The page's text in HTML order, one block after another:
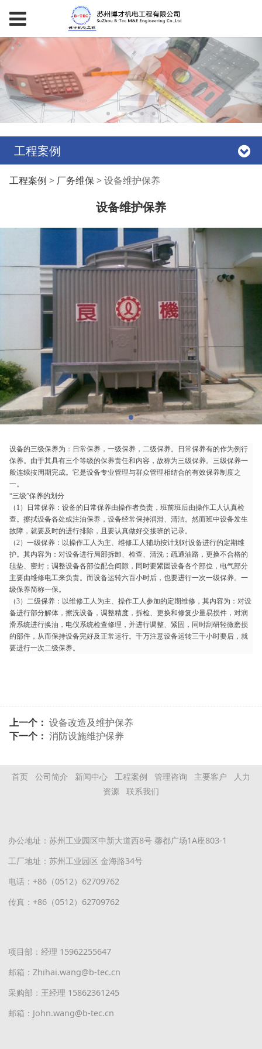
工程案例
设备维护保养
工程案例 > 厂务维保 > 设备维护保养
设备维护保养
设备的三级保养为：日常保养，一级保养，二级保养。日常保养有的作为例行
保养。由于其具有三个等级的保养责任和内容，故称为三级保养。三级保养一
般连续按周期完成。它是设备专业管理与群众管理相结合的有效保养制度之
一。
“三级”保养的划分
（1）日常保养：设备的日常保养由操作者负责，班前班后由操作工人认真检
查。擦拭设备各处或注油保养，设备经常保持润滑、清洁。然而班中设备发生
故障，就要及时的进行排除，且要认真做好交接班的记录。
（2）一级保养：以操作工人为主、维修工人辅助按计划对设备进行的定期维
护。其内容为：对设备进行局部拆卸、检查、清洗；疏通油路，更换不合格的
毡垫、密封；调整设备各部位配合间隙，同时要紧固设备各个部位，电气部分
主要由维修电工来负责。而设备运转六百小时后，也要进行一次一级保养。一
级保养简称一保。
（3）二级保养：以维修工人为主、操作工人参加的定期维修，其内容为：对设
备进行部分解体，擦洗设备，调整精度，拆检、更换和修复少量易损件，对润
滑系统进行换油，电仪系统检查修理，并进行调整、紧固，同时刮研轻微磨损
的部件，从而保持设备完好及正常运行。千万注意设备运转三千小时要后，就
要进行一次二级保养。
上一个： 设备改造及维护保养
下一个： 消防设施维护保养
首页 公司简介 新闻中心 工程案例 管理咨询 主要客户
人力
资源
联系我们
办公地址：苏州工业园区中新大道西8号 馨都广场1A座803-1
工厂地址：苏州工业园区 金海路34号
电话：+86（0512）62709762
传真：+86（0512）62709762
项目部：经理 15962255647
邮箱：Zhihai.wang@b-tec.cn
采购部：王经理 15862361245
邮箱：John.wang@b-tec.cn